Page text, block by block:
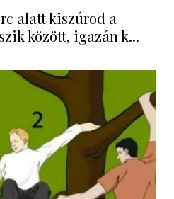
alatt kiszúrod a
között, igazán k...